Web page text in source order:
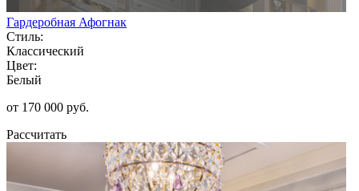
Гардеробная Афогнак
Стиль:
Классический
Цвет:
Белый
от 170 000 руб.
Рассчитать